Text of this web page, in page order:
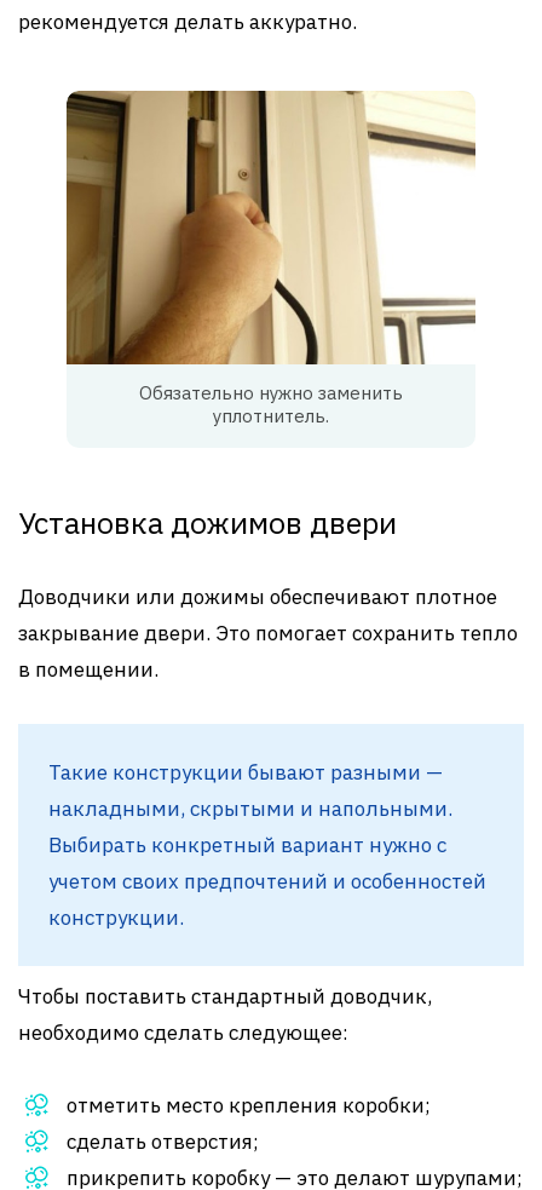
рекомендуется делать аккуратно.
Обязательно нужно заменить
уплотнитель.
Установка дожимов двери
Доводчики или дожимы обеспечивают плотное
закрывание двери. Это помогает сохранить тепло
в помещении.
Такие конструкции бывают разными —
накладными, скрытыми и напольными.
Выбирать конкретный вариант нужно с
учетом своих предпочтений и особенностей
конструкции.
Чтобы поставить стандартный доводчик,
необходимо сделать следующее:
отметить место крепления коробки;
сделать отверстия;
прикрепить коробку — это делают шурупами;